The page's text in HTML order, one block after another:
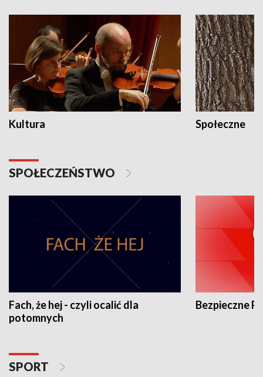
Kultura Społeczne
SPOŁECZEŃSTWO
Fach, że hej - czyli ocalić dla
potomnych
Bezpieczne
SPORT